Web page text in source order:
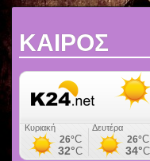
ΚΑΙΡΟΣ